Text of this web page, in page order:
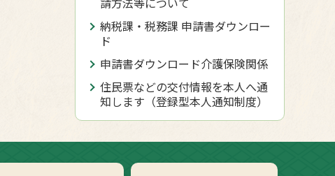
納税課・税務課 申請書ダウンロー
ド
申請書ダウンロード介護保険関係
住民票などの交付情報を本人へ通
知します（登録型本人通知制度）